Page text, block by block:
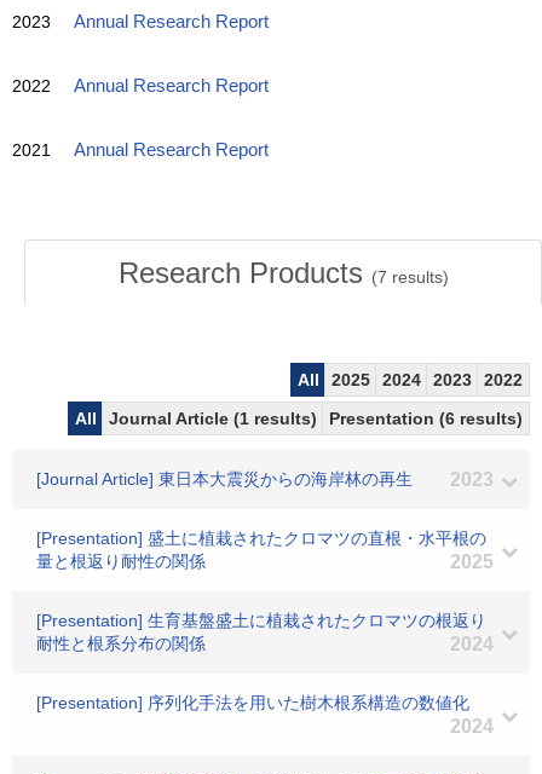
2023 Annual Research Report
2022 Annual Research Report
2021 Annual Research Report
Research Products (7 results)
All 2025 2024 2023
2022
All
Journal Article (1 results) Presentation (6 results)
[Journal Article] 東日本大震災からの海岸林の再生 2023
[Presentation] 盛土に植栽されたクロマツの直根・水平根の
量と根返り耐性の関係
2025
[Presentation] 生育基盤盛土に植栽されたクロマツの根返り
耐性と根系分布の関係
2024
[Presentation] 序列化手法を用いた樹木根系構造の数値化
2024